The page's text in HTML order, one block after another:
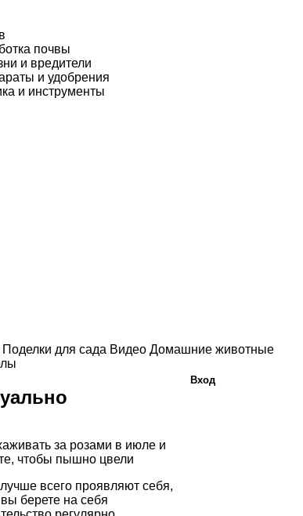
почвы
и вредители
и удобрения
и инструменты
Поделки для сада Видео Домашние животные
за розами в июле и
чтобы пышно цвели
всего проявляют себя,
вы берете на себя
Вход